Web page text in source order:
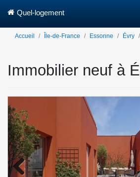
Quel-logement
Accueil Île-de-France Essonne Évry
Immobilier neuf à